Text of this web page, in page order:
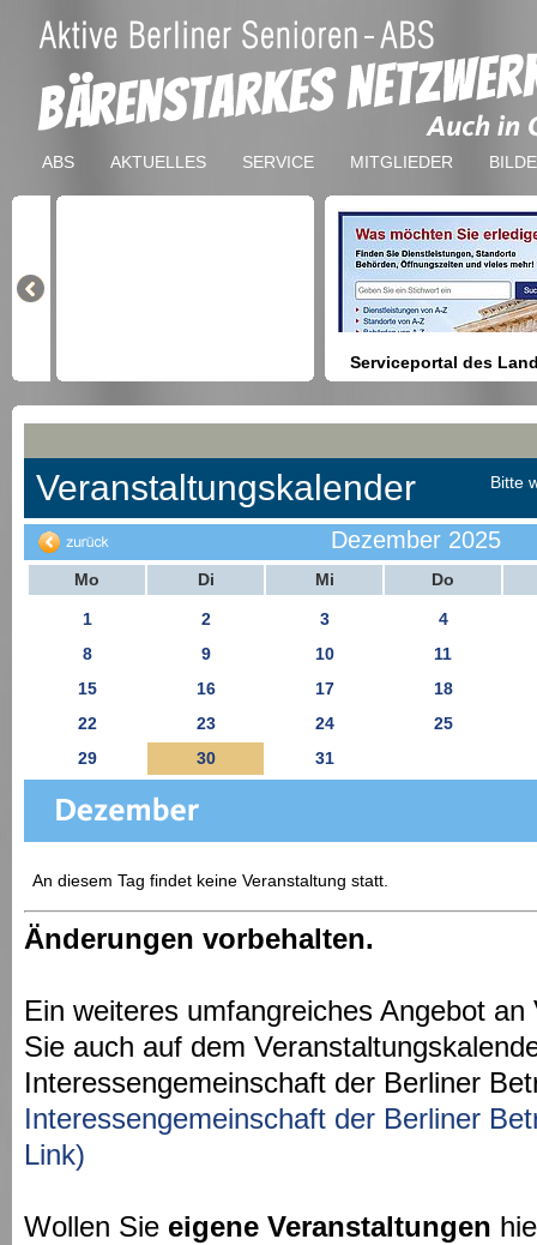
ABS AKTUELLES SERVICE MITGLIEDER
Serviceportal des
Berlin
Anmeldung bei Ämtern usw.
Veranstaltungskalender Bitte
Dezember 2025
Mo Di Mi Do
1 2 3
4
8
9 10
11
15
16 17
18
22
23 24
25
29
30 31
An diesem Tag findet keine Veranstaltung statt.
Änderungen vorbehalten.
Ein weiteres umfangreiches Angebot
Sie auch auf dem
Interessengemeinschaft der Berliner
Interessengemeinschaft der Berliner
Link)
Wollen Sie eigene Veranstaltungen